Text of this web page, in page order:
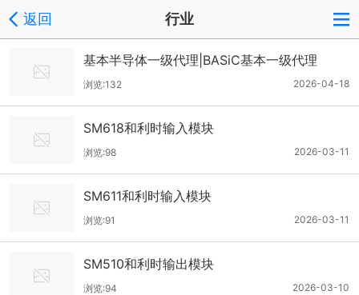
返回 行业
基本半导体一级代理|BASiC基本一级代理
2026-04-18
浏览:132
SM618和利时输入模块
2026-03-11
浏览:98
SM611和利时输入模块
2026-03-11
浏览:91
SM510和利时输出模块
2026-03-10
浏览:94